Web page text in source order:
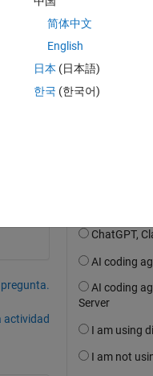
actividad
简体中文
English
日本 (日本語)
한국 (한국어)